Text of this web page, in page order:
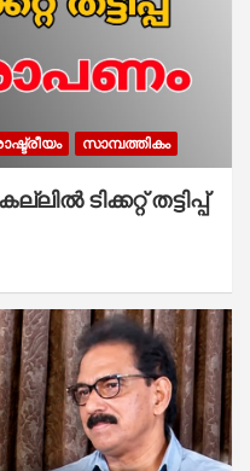
സാമ്പത്തികം
ടിക്കറ്റ് തട്ടിപ്പ്